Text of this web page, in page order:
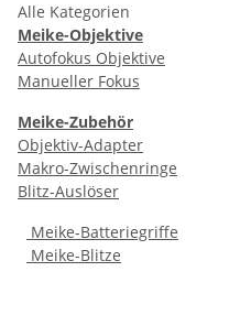
Alle Kategorien
Meike-Objektive
Autofokus Objektive
Manueller Fokus
Meike-Zubehör
Objektiv-Adapter
Makro-Zwischenringe
Blitz-Auslöser
Meike-Batteriegriffe
Meike-Blitze